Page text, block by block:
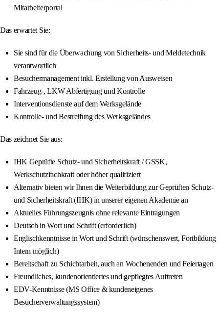
Mitarbeiterportal
Das erwartet Sie:
Sie sind für die Überwachung von Sicherheits- und Meldetechnik
verantwortlich
Besuchermanagement inkl. Erstellung von Ausweisen
Fahrzeug-, LKW Abfertigung und Kontrolle
Interventionsdienste auf dem Werksgelände
Kontrolle- und Bestreifung des Werksgeländes
Das zeichnet Sie aus:
IHK Geprüfte Schutz- und Sicherheitskraft / GSSK,
Werkschutzfachkraft oder höher qualifiziert
Alternativ bieten wir Ihnen die Weiterbildung zur Geprüften Schutz-
und Sicherheitskraft (IHK) in unserer eigenen Akademie an
Aktuelles Führungszeugnis ohne relevante Eintragungen
Deutsch in Wort und Schrift (erforderlich)
Englischkenntnisse in Wort und Schrift (wünschenswert, Fortbildung
Intern möglich)
Bereitschaft zu Schichtarbeit, auch an Wochenenden und Feiertagen
Freundliches, kundenorientiertes und gepflegtes Auftreten
EDV-Kenntnisse (MS Office & kundeneigenes
Besucherverwaltungssystem)